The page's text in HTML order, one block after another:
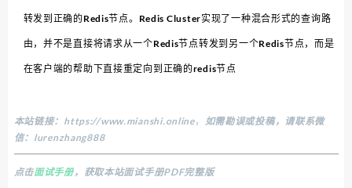
转发到正确的Redis节点。Redis Cluster实现了一种混合形式的查询路
由，并不是直接将请求从一个Redis节点转发到另一个Redis节点，而是
在客户端的帮助下直接重定向到正确的redis节点
本站链接： https://www.mianshi.online，
如需勘误或投稿，请联系微
信：lurenzhang888
点击面试手册，获取本站面试手册PDF完整版